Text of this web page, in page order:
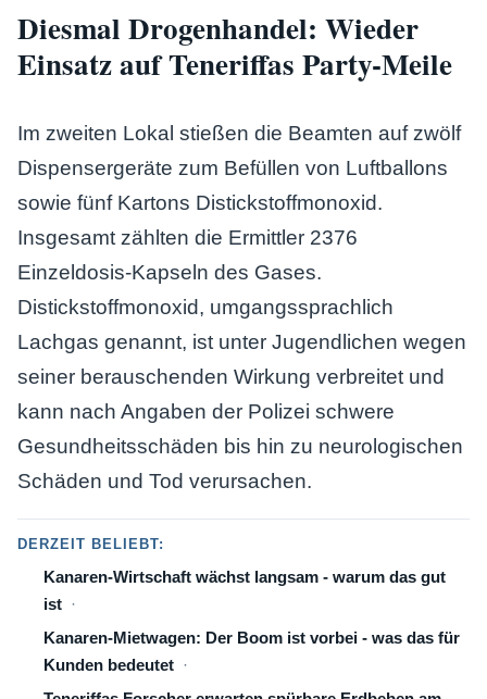
Diesmal Drogenhandel: Wieder
Einsatz auf Teneriffas Party-Meile
Im zweiten Lokal stießen die Beamten auf zwölf
Dispensergeräte zum Befüllen von Luftballons
sowie fünf Kartons Distickstoffmonoxid.
Insgesamt zählten die Ermittler 2376
Einzeldosis-Kapseln des Gases.
Distickstoffmonoxid, umgangssprachlich
Lachgas genannt, ist unter Jugendlichen wegen
seiner berauschenden Wirkung verbreitet und
kann nach Angaben der Polizei schwere
Gesundheitsschäden bis hin zu neurologischen
Schäden und Tod verursachen.
DERZEIT BELIEBT:
Kanaren-Wirtschaft wächst langsam - warum das gut
ist
Kanaren-Mietwagen: Der Boom ist vorbei - was das für
Kunden bedeutet